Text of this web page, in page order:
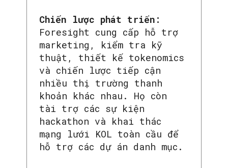
Chiến lược phát triển:
Foresight cung cấp hỗ trợ
marketing, kiểm tra kỹ
thuật, thiết kế tokenomics
và chiến lược tiếp cận
nhiều thị trường thanh
khoản khác nhau. Họ còn
tài trợ các sự kiện
hackathon và khai thác
mạng lưới KOL toàn cầu để
hỗ trợ các dự án danh mục.